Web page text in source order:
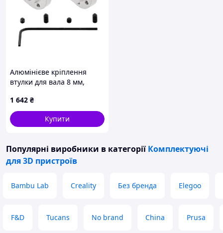
Алюмінієве кріплення
втулки для вала 8 мм,
1 642 ₴
Купити
Популярні виробники в категорії Комплектуючі
для 3D пристроїв
Bambu Lab Creality Без бренда Elegoo
F&D Tucans No brand China Prusa